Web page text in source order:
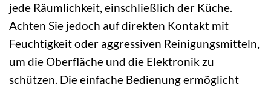
jede Räumlichkeit, einschließlich der Küche.
Achten Sie jedoch auf direkten Kontakt mit
Feuchtigkeit oder aggressiven Reinigungsmitteln,
um die Oberfläche und die Elektronik zu
schützen. Die einfache Bedienung ermöglicht